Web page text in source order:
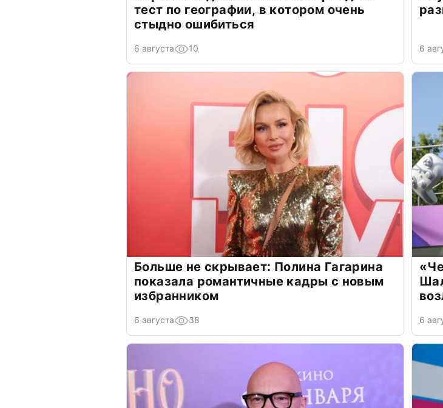
тест по географии, в котором очень
стыдно ошибиться
6 августа 10 6
Больше не скрывает: Полина Гагарина
показала романтичные кадры с новым
избранником
6 августа 38 6